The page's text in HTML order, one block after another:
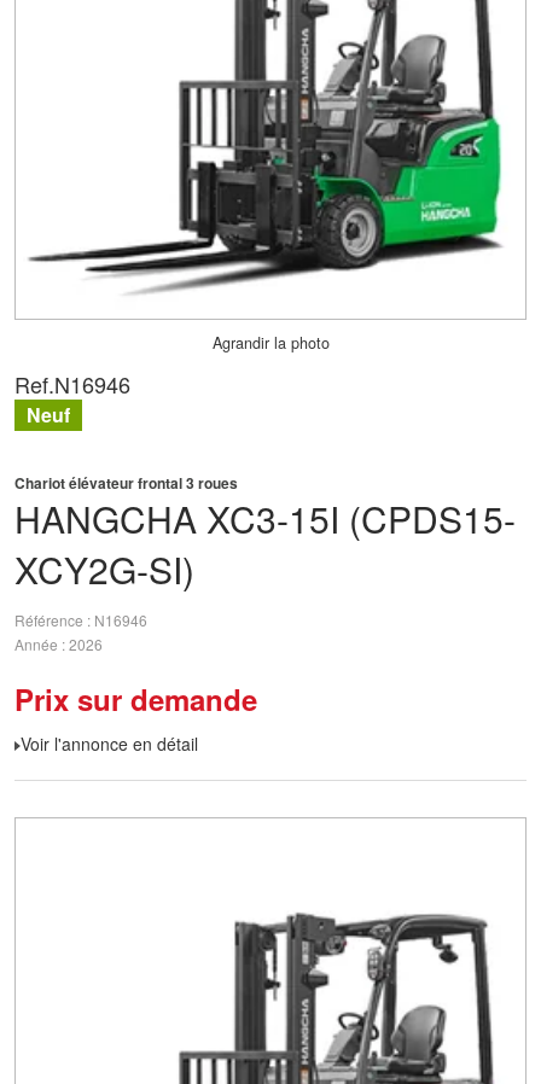
Agrandir la photo
HANGCHA XC3-15I (CPDS15-
XCY2G-SI)
Chariot élévateur frontal 3 roues
Référence
N16946
Année 2026
Prix sur demande
Voir l'annonce en détail
Ref.N16946
Neuf